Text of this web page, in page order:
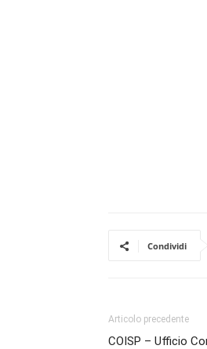
Condividi
Articolo precedente
COISP – Ufficio